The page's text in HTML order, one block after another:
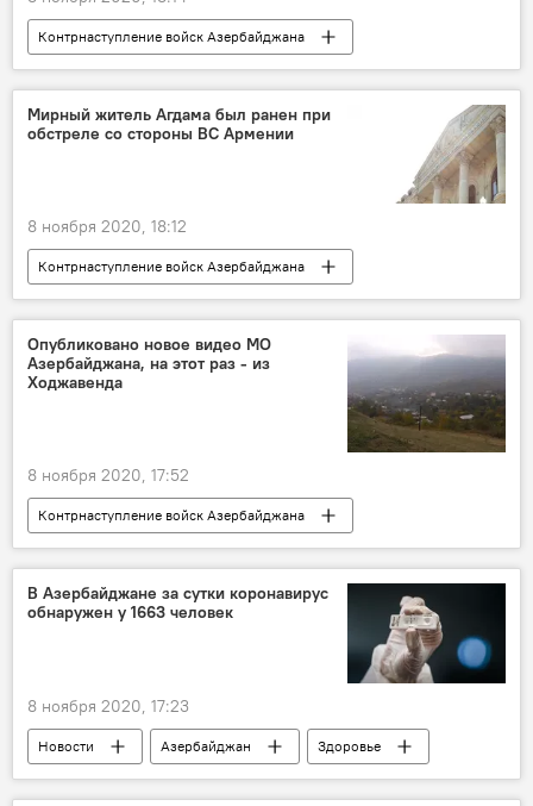
Контрнаступление войск Азербайджана
Новости
Азербайджан
Карабах
Видео
МУЛЬТИМЕДИА
Мирный житель Агдама был ранен при
обстреле со стороны ВС Армении
8 ноября 2020, 18:12
Контрнаступление войск Азербайджана
Новости
Азербайджан
Происшествия
ЖИЗНЬ
Агдамский район
мирный житель
Генеральная прокуратура АР
Опубликовано новое видео МО
Азербайджана, на этот раз - из
Ходжавенда
8 ноября 2020, 17:52
Контрнаступление войск Азербайджана
Новости
Азербайджан
Карабах
ЖИЗНЬ
Министерство обороны АР
Ходжавенд
В Азербайджане за сутки коронавирус
обнаружен у 1663 человек
8 ноября 2020, 17:23
Новости Азербайджан
Здоровье
ЖИЗНЬ
Коронавирус
Статистика